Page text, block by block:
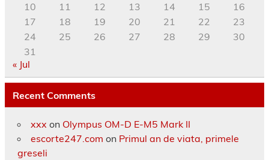
10
11 12 13 14 15
16
17
18 19 20 21 22
23
24
25 26 27 28 29
30
31
« Jul
Recent Comments
xxx on Olympus OM-D E-M5 Mark II
escorte247.com on Primul an de viata, primele
greseli